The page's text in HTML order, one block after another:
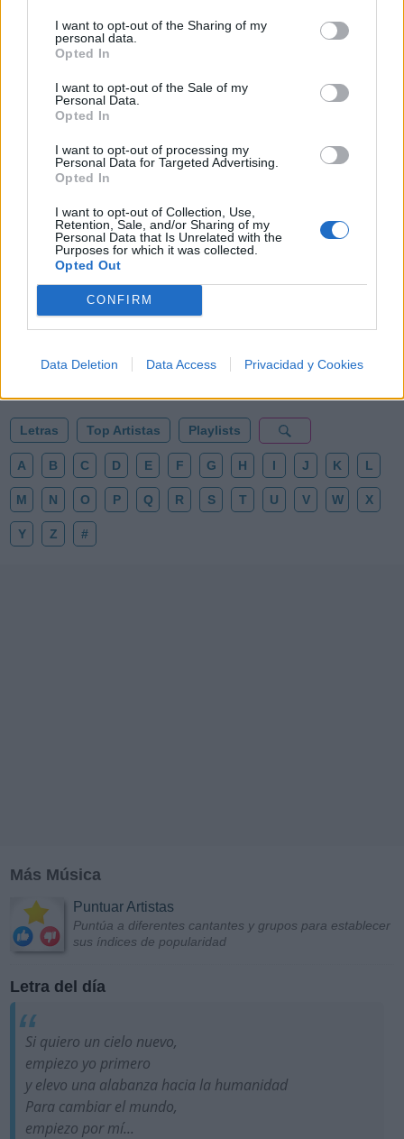
I want to opt-out of the Sharing of my
personal data.
Opted In
I want to opt-out of the Sale of my
Personal Data.
Opted In
I want to opt-out of processing my
Personal Data for Targeted Advertising.
Opted In
I want to opt-out of Collection, Use,
Retention, Sale, and/or Sharing of my
Personal Data that Is Unrelated with the
Purposes for which it was collected.
Opted Out
CONFIRM
Data Deletion Data Access Privacidad y Cookies
Añadir un comentario ...
🪐🚀 Canciones para Ver las Estrellas:
Psicodelia y Space Rock 🎸✨
🌌🚀 Viaje intergaláctico: la mejor selección de
psicodelia, space rock y atmósferas cósmicas para
tus noches de astronomía. 🪐🎸 Desconecta, mira
esta colección para tu próxima noche estrellada!
Letras Top Artistas Playlists
A B C D E F G H I J K L
M N O P Q R S T U V W X
Y Z #
Más Música
Puntuar Artistas
Puntúa a diferentes cantantes y grupos para establecer
sus índices de popularidad
Letra del día
Si quiero un cielo nuevo,
empiezo yo primero
y elevo una alabanza hacia la humanidad
Para cambiar el mundo,
empiezo por mí...